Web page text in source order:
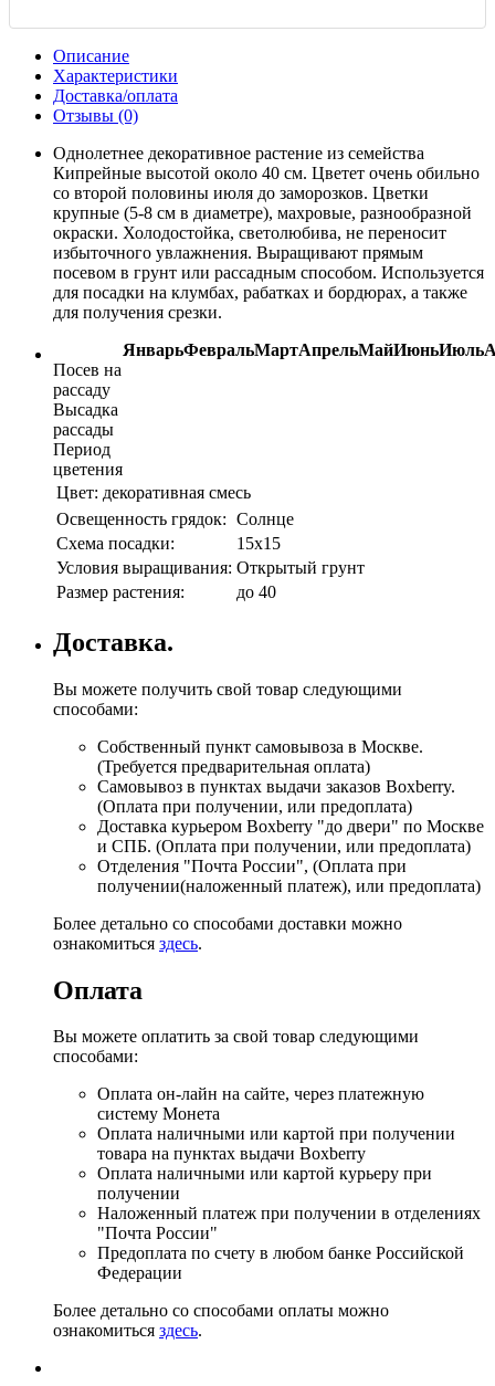
Описание
Характеристики
Доставка/оплата
Отзывы (0)
Однолетнее декоративное растение из семейства
Кипрейные высотой около 40 см. Цветет очень обильно
со второй половины июля до заморозков. Цветки
крупные (5-8 см в диаметре), махровые, разнообразной
окраски. Холодостойка, светолюбива, не переносит
избыточного увлажнения. Выращивают прямым
посевом в грунт или рассадным способом. Используется
для посадки на клумбах, рабатках и бордюрах, а также
для получения срезки.
ЯнварьФевральМартАпрельМайИюньИюль
Посев на
рассаду
Высадка
рассады
Период
цветения
Цвет: декоративная смесь
Освещенность грядок: Солнце
Схема посадки:
15х15
Условия выращивания: Открытый грунт
Размер растения:
до 40
Доставка.
Вы можете получить свой товар следующими
способами:
Собственный пункт самовывоза в Москве.
(Требуется предварительная оплата)
Самовывоз в пунктах выдачи заказов Boxberry.
(Оплата при получении, или предоплата)
Доставка курьером Boxberry "до двери" по Москве
и СПБ. (Оплата при получении, или предоплата)
Отделения "Почта России", (Оплата при
получении(наложенный платеж), или предоплата)
Более детально со способами доставки можно
ознакомиться здесь.
Оплата
Вы можете оплатить за свой товар следующими
способами:
Оплата он-лайн на сайте, через платежную
систему Монета
Оплата наличными или картой при получении
товара на пунктах выдачи Boxberry
Оплата наличными или картой курьеру при
получении
Наложенный платеж при получении в отделениях
"Почта России"
Предоплата по счету в любом банке Российской
Федерации
Более детально со способами оплаты можно
ознакомиться здесь.